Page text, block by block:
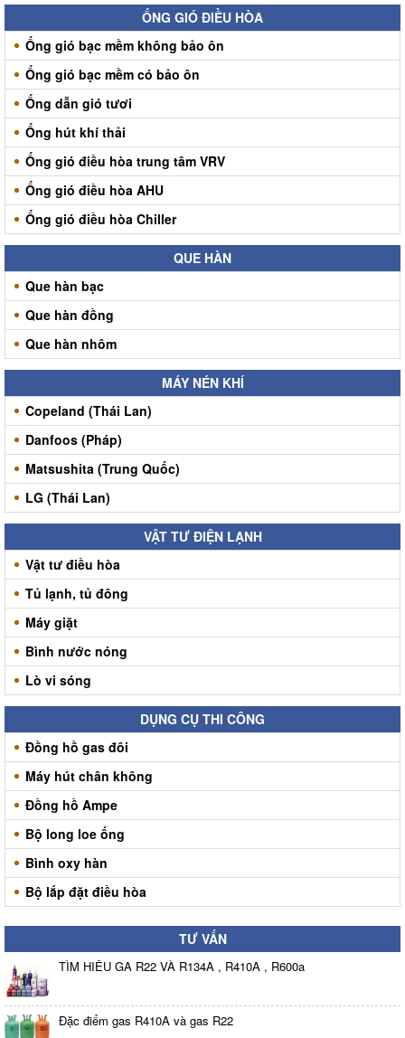
ỐNG GIÓ ĐIỀU HÒA
Ống gió bạc mềm không bảo ôn
Ống gió bạc mềm có bảo ôn
Ống dẫn gió tươi
Ống hút khí thải
Ống gió điều hòa trung tâm VRV
Ống gió điều hòa AHU
Ống gió điều hòa Chiller
QUE HÀN
Que hàn bạc
Que hàn đồng
Que hàn nhôm
MÁY NÉN KHÍ
Copeland (Thái Lan)
Danfoos (Pháp)
Matsushita (Trung Quốc)
LG (Thái Lan)
VẬT TƯ ĐIỆN LẠNH
Vật tư điều hòa
Tủ lạnh, tủ đông
Máy giặt
Bình nước nóng
Lò vi sóng
DỤNG CỤ THI CÔNG
Đồng hồ gas đôi
Máy hút chân không
Đồng hồ Ampe
Bộ long loe ống
Bình oxy hàn
Bộ lắp đặt điều hòa
TƯ VẤN
TÌM HIỂU GA R22 VÀ R134A , R410A , R600a
Đặc điểm gas R410A và gas R22